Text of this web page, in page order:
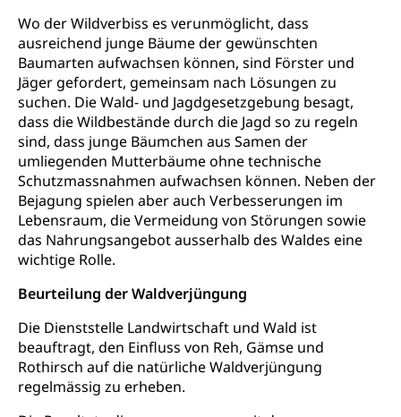
Wo der Wildverbiss es verunmöglicht, dass
ausreichend junge Bäume der gewünschten
Baumarten aufwachsen können, sind Förster und
Jäger gefordert, gemeinsam nach Lösungen zu
suchen. Die Wald- und Jagdgesetzgebung besagt,
dass die Wildbestände durch die Jagd so zu regeln
sind, dass junge Bäumchen aus Samen der
umliegenden Mutterbäume ohne technische
Schutzmassnahmen aufwachsen können. Neben der
Bejagung spielen aber auch Verbesserungen im
Lebensraum, die Vermeidung von Störungen sowie
das Nahrungsangebot ausserhalb des Waldes eine
wichtige Rolle.
Beurteilung der Waldverjüngung
Die Dienststelle Landwirtschaft und Wald ist
beauftragt, den Einfluss von Reh, Gämse und
Rothirsch auf die natürliche Waldverjüngung
regelmässig zu erheben.
Verkehrsverbund Luzern VVL
Öffentlicher Verkehr Luzern Mobil
Schifffahrt
Schiffsverkehr, Binnenschifffahrt, Seeschifffahrt,
Flussschifffahrt
Schifffahrt (Strassenverkehrsamt)
Strasse
Autoverkehr, Lastwagenverkehr, Schwerverkehr,
leistungsabhängige Schwerverkehrsabgabe,
Langsamverkehr, Transportmittel, Auto, Motorrad,
Individualverkehr
zentras (Betrieb und Unterhalt LU, OW, NW,
ZG)
Verkehr und Infrastruktur vif
Kantonsstrassen
Persönliches
Zivilstand
Geburt, Heirat, Ehe, Partnerschaft, Tod,
Zivilstandsamt, Zivilstandsregiste
Zivilstandswesen
Adoption